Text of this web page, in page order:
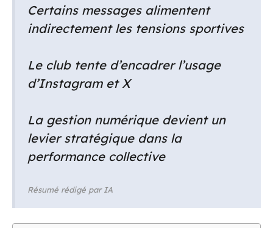
Certains messages alimentent
indirectement les tensions sportives
Le club tente d’encadrer l’usage
d’Instagram et X
La gestion numérique devient un
levier stratégique dans la
performance collective
Résumé rédigé par IA